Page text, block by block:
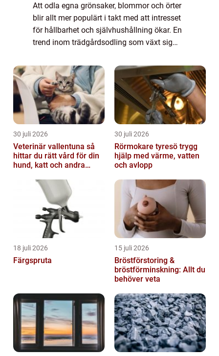
Att odla egna grönsaker, blommor och örter
blir allt mer populärt i takt med att intresset
för hållbarhet och självhushållning ökar. En
trend inom trädgårdsodling som växt sig
30 juli 2026
Veterinär vallentuna så
hittar du rätt vård för din
hund, katt och andra
30 juli 2026
Rörmokare tyresö trygg
hjälp med värme, vatten
och avlopp
18 juli 2026
Färgspruta
15 juli 2026
Bröstförstoring &
bröstförminskning: Allt du
behöver veta